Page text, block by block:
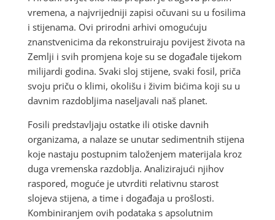
vremena, a najvrijedniji zapisi očuvani su u fosilima
i stijenama. Ovi prirodni arhivi omogućuju
znanstvenicima da rekonstruiraju povijest života na
Zemlji i svih promjena koje su se događale tijekom
milijardi godina. Svaki sloj stijene, svaki fosil, priča
svoju priču o klimi, okolišu i živim bićima koji su u
davnim razdobljima naseljavali naš planet.
Fosili predstavljaju ostatke ili otiske davnih
organizama, a nalaze se unutar sedimentnih stijena
koje nastaju postupnim taloženjem materijala kroz
duga vremenska razdoblja. Analizirajući njihov
raspored, moguće je utvrditi relativnu starost
slojeva stijena, a time i događaja u prošlosti.
Kombiniranjem ovih podataka s apsolutnim